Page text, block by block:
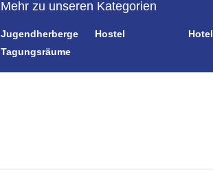
Mehr zu unseren Kategorien
Jugendherberge Hostel Hotel
Tagungsräume